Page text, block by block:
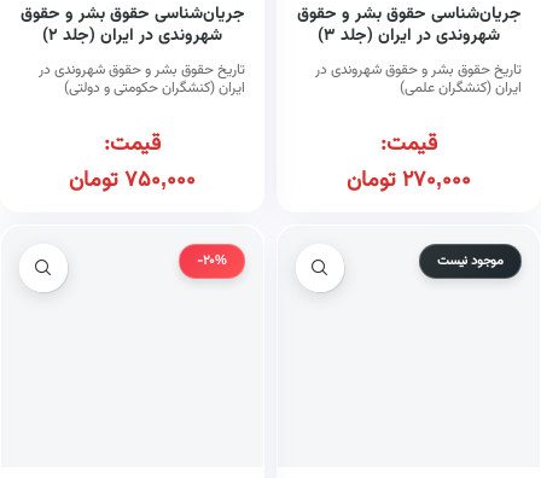
جریان‌شناسی حقوق بشر و حقوق
شهروندی در ایران (جلد ۳)
تاریخ حقوق بشر و حقوق شهروندی در
ایران (کنشگران علمی)
قیمت:
270,000تومان
جریان‌شناسی حقوق بشر و حقوق
شهروندی در ایران (جلد ۲)
تاریخ حقوق بشر و حقوق شهروندی در
ایران (کنشگران حکومتی و دولتی)
قیمت:
750,000تومان
موجود نیست -20%